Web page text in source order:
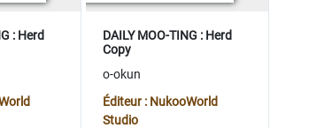
: Herd
DAILY MOO-TING : Herd
Copy
o-okun
Éditeur : NukooWorld
Studio